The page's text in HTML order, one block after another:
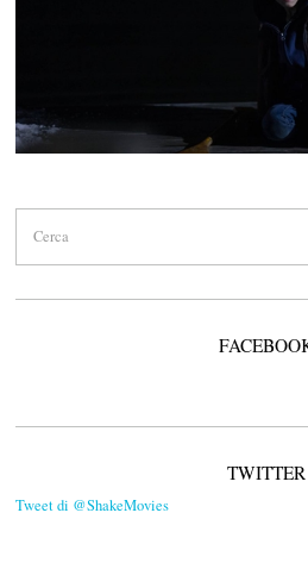
TWITTER
Tweet di @ShakeMovies